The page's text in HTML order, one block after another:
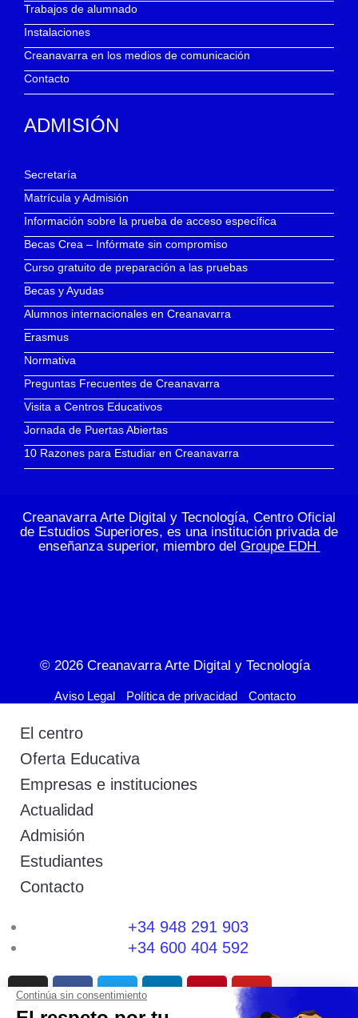
Trabajos de alumnado
Instalaciones
Creanavarra en los medios de comunicación
Contacto
ADMISIÓN
Secretaría
Matrícula y Admisión
Información sobre la prueba de acceso específica
Becas Crea – Infórmate sin compromiso
Curso gratuito de preparación a las pruebas
Becas y Ayudas
Alumnos internacionales en Creanavarra
Erasmus
Normativa
Preguntas Frecuentes de Creanavarra
Visita a Centros Educativos
Jornada de Puertas Abiertas
10 Razones para Estudiar en Creanavarra
Creanavarra Arte Digital y Tecnología, Centro Oficial
de Estudios Superiores, es una institución privada de
enseñanza superior, miembro del Groupe EDH
© 2026 Creanavarra Arte Digital y Tecnología
Aviso Legal Política de privacidad Contacto
El centro
Oferta Educativa
Empresas e instituciones
Actualidad
Admisión
Estudiantes
Contacto
+34 948 291 903
+34 600 404 592
I
n
F
a
T
w
L
P
Y
o